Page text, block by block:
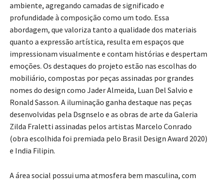
ambiente, agregando camadas de significado e
profundidade à composição como um todo. Essa
abordagem, que valoriza tanto a qualidade dos materiais
quanto a expressão artística, resulta em espaços que
impressionam visualmente e contam histórias e despertam
emoções. Os destaques do projeto estão nas escolhas do
mobiliário, compostas por peças assinadas por grandes
nomes do design como Jader Almeida, Luan Del Salvio e
Ronald Sasson. A iluminação ganha destaque nas peças
desenvolvidas pela Dsgnselo e as obras de arte da Galeria
Zilda Fraletti assinadas pelos artistas Marcelo Conrado
(obra escolhida foi premiada pelo Brasil Design Award 2020)
e India Filipin.
A área social possui uma atmosfera bem masculina, com